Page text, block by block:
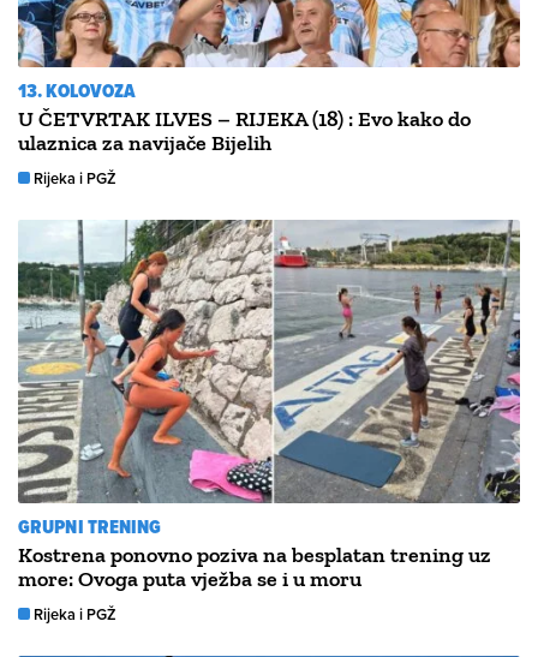
13. KOLOVOZA
U ČETVRTAK ILVES – RIJEKA (18) : Evo kako do
ulaznica za navijače Bijelih
Rijeka i PGŽ
GRUPNI TRENING
Kostrena ponovno poziva na besplatan trening uz
more: Ovoga puta vježba se i u moru
Rijeka i PGŽ